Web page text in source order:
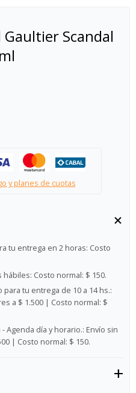
Gaultier Scandal
y planes de cuotas
tu entrega en 2 horas: Costo
hábiles: Costo normal: $ 150.
tu entrega de 10 a 14 hs.:
a $ 1.500 | Costo normal: $
Agenda día y horario.: Envío sin
| Costo normal: $ 150.